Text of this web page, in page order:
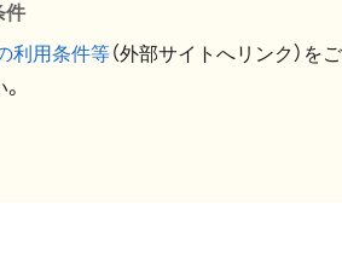
件
利用条件等（外部サイトへリンク）をご